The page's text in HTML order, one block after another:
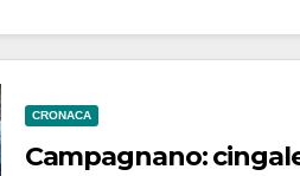
CRONACA
Campagnano: